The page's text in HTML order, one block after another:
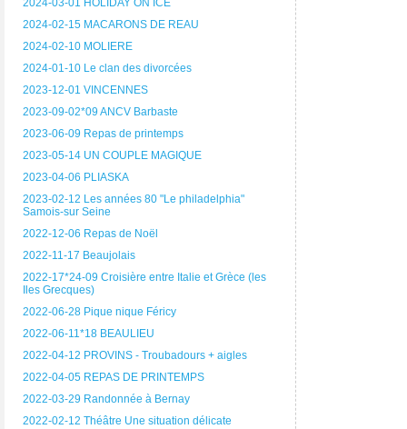
2024-02-15 MACARONS DE REAU
2024-02-10 MOLIERE
2024-01-10 Le clan des divorcées
2023-12-01 VINCENNES
2023-09-02*09 ANCV Barbaste
2023-06-09 Repas de printemps
2023-05-14 UN COUPLE MAGIQUE
2023-04-06 PLIASKA
2023-02-12 Les années 80 "Le philadelphia"
Samois-sur Seine
2022-12-06 Repas de Noël
2022-11-17 Beaujolais
2022-17*24-09 Croisière entre Italie et Grèce (les
Iles Grecques)
2022-06-28 Pique nique Féricy
2022-06-11*18 BEAULIEU
2022-04-12 PROVINS - Troubadours + aigles
2022-04-05 REPAS DE PRINTEMPS
2022-03-29 Randonnée à Bernay
2022-02-12 Théâtre Une situation délicate